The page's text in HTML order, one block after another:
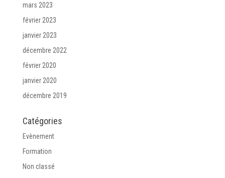
mars 2023
février 2023
janvier 2023
décembre 2022
février 2020
janvier 2020
décembre 2019
Catégories
Evènement
Formation
Non classé